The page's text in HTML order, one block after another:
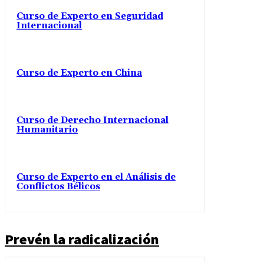
Curso de Experto en Seguridad
Internacional
Curso de Experto en China
Curso de Derecho Internacional
Humanitario
Curso de Experto en el Análisis de
Conflictos Bélicos
Prevén la radicalización